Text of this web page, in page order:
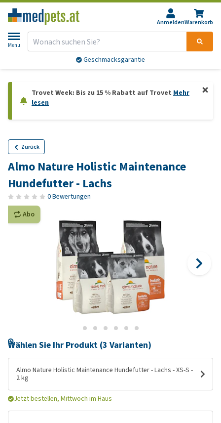
AnmeldenWarenkorb
Menu
Geschmacksgarantie
Trovet Week: Bis zu 15 % Rabatt auf Trovet Mehr
lesen
Zurück
Almo Nature Holistic Maintenance
Hundefutter - Lachs
0 Bewertungen
Abo
Wählen Sie Ihr Produkt (3 Varianten)
Almo Nature Holistic Maintenance Hundefutter - Lachs - XS-S -
2 kg
Jetzt bestellen, Mittwoch im Haus